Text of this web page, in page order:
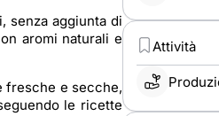
senza aggiunta di
aromi naturali e
fresche e secche,
le ricette
Attività